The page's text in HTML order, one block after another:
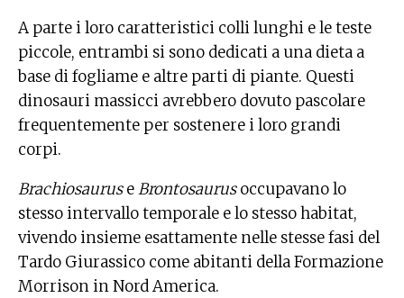
A parte i loro caratteristici colli lunghi e le teste
piccole, entrambi si sono dedicati a una dieta a
base di fogliame e altre parti di piante. Questi
dinosauri massicci avrebbero dovuto pascolare
frequentemente per sostenere i loro grandi
corpi.
BrachiosauruseBrontosaurusoccupavano lo
stesso intervallo temporale e lo stesso habitat,
vivendo insieme esattamente nelle stesse fasi del
Tardo Giurassico come abitanti della Formazione
Morrison in Nord America.